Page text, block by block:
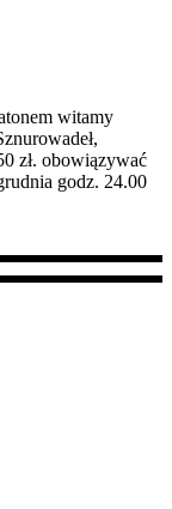
witamy
zł. obowiązywać
godz. 24.00